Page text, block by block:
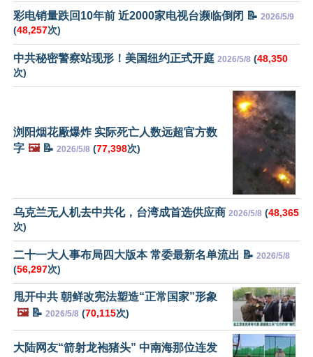
彩电销量跌回10年前 近2000家电视台濒临倒闭 📝 2026/5/9
(48,257次)
中共秘密警察站现形！美国纽约正式开庭 2026/5/8 (48,350
次)
浏阳烟花厰爆炸 实际死亡人数远超官方数
字 🖼️📝 2026/5/8 (77,398次)
乌克兰无人机去中共化，台湾成首选供应商 2026/5/8 (48,365
次)
二十一大人事布局四大版本 常委最新名单流出 📝 2026/5/8
(56,297次)
甩开中共 朝鲜改宪法塑造“正常国家”形象
🖼️📝 2026/5/8 (70,115次)
大陆网友“箭射龙袍猪头” 中南海那位连发